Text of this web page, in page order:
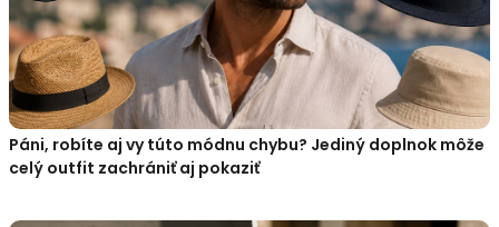
Páni, robíte aj vy túto módnu chybu? Jediný doplnok môže
celý outfit zachrániť aj pokaziť